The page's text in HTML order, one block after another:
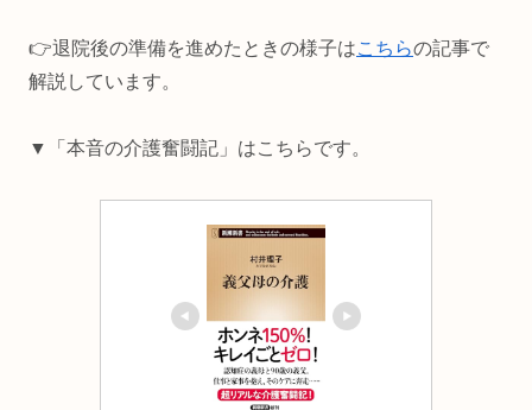
👉️退院後の準備を進めたときの様子はこちらの記事で
解説しています。
▼「本音の介護奮闘記」はこちらです。